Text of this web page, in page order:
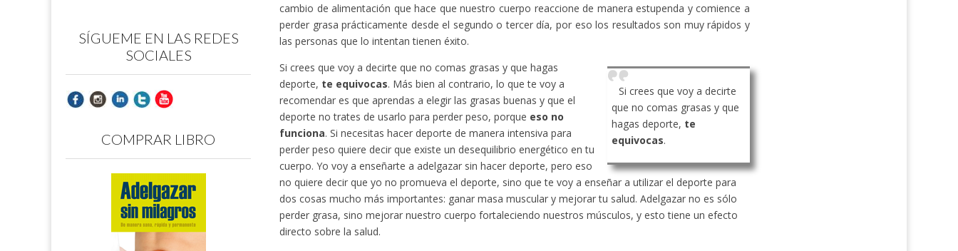
cambio de alimentación que hace que nuestro cuerpo reaccione de manera estupenda y comience a
perder grasa prácticamente desde el segundo o tercer día, por eso los resultados son muy rápidos y
las personas que lo intentan tienen éxito.
Si crees que voy a decirte
que no comas grasas y que
hagas deporte, te
equivocas.
Si crees que voy a decirte que no comas grasas y que hagas
deporte, te equivocas. Más bien al contrario, lo que te voy a
recomendar es que aprendas a elegir las grasas buenas y que el
deporte no trates de usarlo para perder peso, porque eso no
funciona. Si necesitas hacer deporte de manera intensiva para
perder peso quiere decir que existe un desequilibrio energético en tu
cuerpo. Yo voy a enseñarte a adelgazar sin hacer deporte, pero eso
no quiere decir que yo no promueva el deporte, sino que te voy a enseñar a utilizar el deporte para
dos cosas mucho más importantes: ganar masa muscular y mejorar tu salud. Adelgazar no es sólo
perder grasa, sino mejorar nuestro cuerpo fortaleciendo nuestros músculos, y esto tiene un efecto
directo sobre la salud.
SÍGUEME EN LAS REDES
SOCIALES
COMPRAR LIBRO